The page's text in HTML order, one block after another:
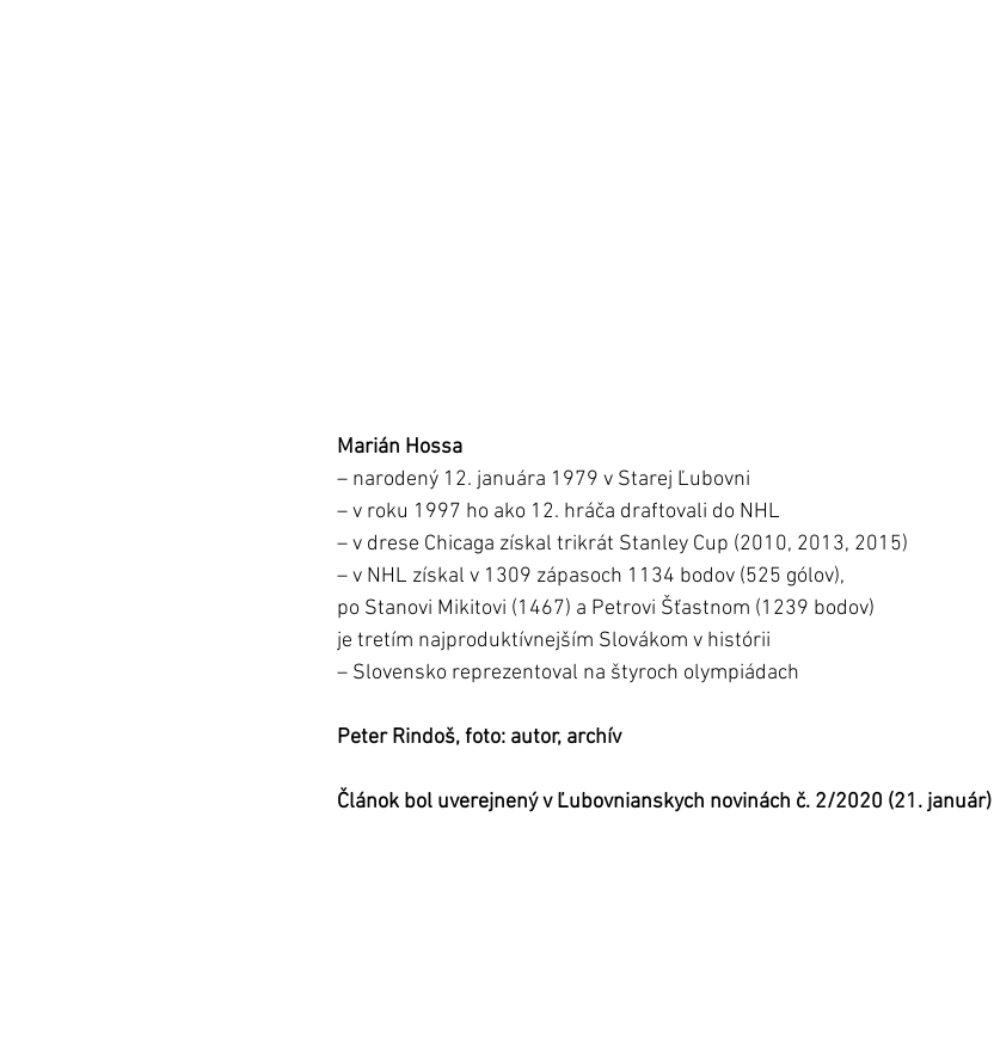
Marián Hossa
– narodený 12. januára 1979 v Starej Ľubovni
– v roku 1997 ho ako 12. hráča draftovali do NHL
– v drese Chicaga získal trikrát Stanley Cup (2010, 2013, 2015)
– v NHL získal v 1309 zápasoch 1134 bodov (525 gólov),
po Stanovi Mikitovi (1467) a Petrovi Šťastnom (1239 bodov)
je tretím najproduktívnejším Slovákom v histórii
– Slovensko reprezentoval na štyroch olympiádach
Peter Rindoš, foto: autor, archív
Článok bol uverejnený v Ľubovnianskych novinách č. 2/2020 (21. január)